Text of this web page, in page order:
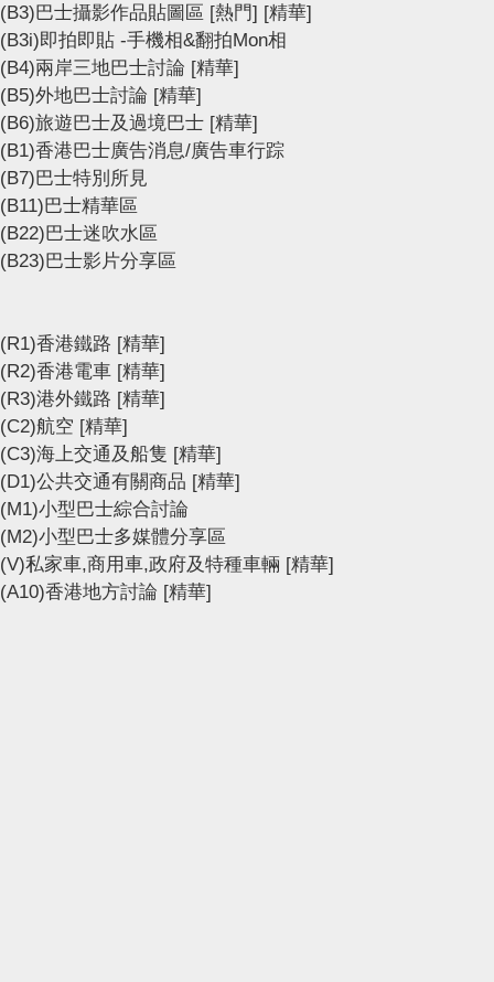
(B3)巴士攝影作品貼圖區 [熱門] [精華]
(B3i)即拍即貼 -手機相&翻拍Mon相
(B4)兩岸三地巴士討論 [精華]
(B5)外地巴士討論 [精華]
(B6)旅遊巴士及過境巴士 [精華]
(B1)香港巴士廣告消息/廣告車行踪
(B7)巴士特別所見
(B11)巴士精華區
(B22)巴士迷吹水區
(B23)巴士影片分享區
(R1)香港鐵路 [精華]
(R2)香港電車 [精華]
(R3)港外鐵路 [精華]
(C2)航空 [精華]
(C3)海上交通及船隻 [精華]
(D1)公共交通有關商品 [精華]
(M1)小型巴士綜合討論
(M2)小型巴士多媒體分享區
(V)私家車,商用車,政府及特種車輛 [精華]
(A10)香港地方討論 [精華]